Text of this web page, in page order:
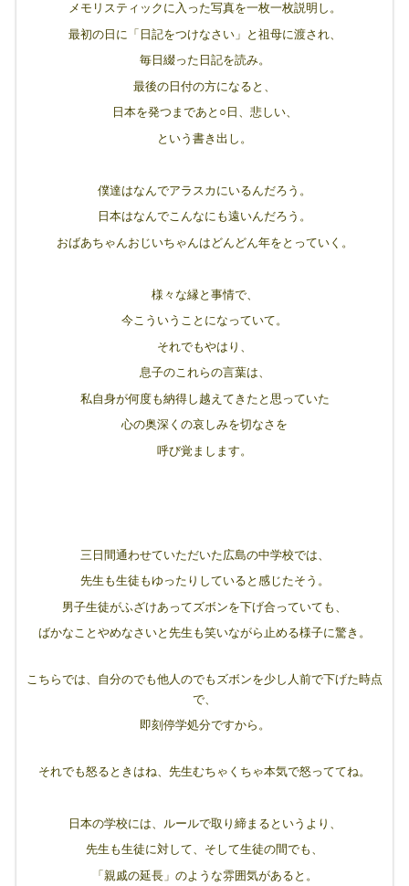
メモリスティックに入った写真を一枚一枚説明し。
最初の日に「日記をつけなさい」と祖母に渡され、
毎日綴った日記を読み。
最後の日付の方になると、
日本を発つまであと○日、悲しい、
という書き出し。
僕達はなんでアラスカにいるんだろう。
日本はなんでこんなにも遠いんだろう。
おばあちゃんおじいちゃんはどんどん年をとっていく。
様々な縁と事情で、
今こういうことになっていて。
それでもやはり、
息子のこれらの言葉は、
私自身が何度も納得し越えてきたと思っていた
心の奥深くの哀しみを切なさを
呼び覚まします。
三日間通わせていただいた広島の中学校では、
先生も生徒もゆったりしていると感じたそう。
男子生徒がふざけあってズボンを下げ合っていても、
ばかなことやめなさいと先生も笑いながら止める様子に驚き。
こちらでは、自分のでも他人のでもズボンを少し人前で下げた時点
で、
即刻停学処分ですから。
それでも怒るときはね、先生むちゃくちゃ本気で怒っててね。
日本の学校には、ルールで取り締まるというより、
先生も生徒に対して、そして生徒の間でも、
「親戚の延長」のような雰囲気があると。